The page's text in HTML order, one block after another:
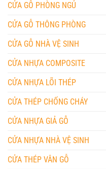
CỬA GỖ PHÒNG NGỦ
CỬA GỖ THÔNG PHÒNG
CỬA GỖ NHÀ VỆ SINH
CỬA NHỰA COMPOSITE
CỬA NHỰA LÕI THÉP
CỬA THÉP CHỐNG CHÁY
CỬA NHỰA GIẢ GỖ
CỬA NHỰA NHÀ VỆ SINH
CỬA THÉP VÂN GỖ